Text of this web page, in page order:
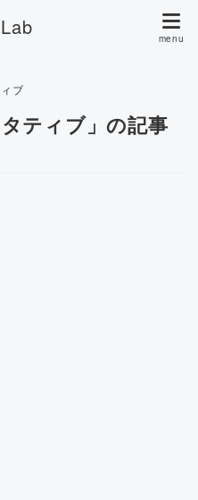
ブ
ティブ」の記事